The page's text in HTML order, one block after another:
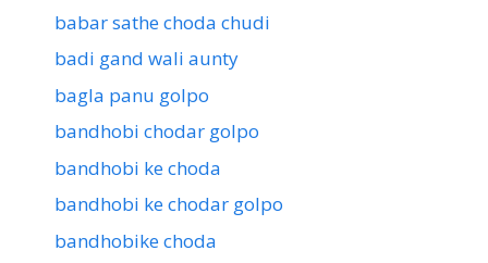
babar sathe choda chudi
badi gand wali aunty
bagla panu golpo
bandhobi chodar golpo
bandhobi ke choda
bandhobi ke chodar golpo
bandhobike choda